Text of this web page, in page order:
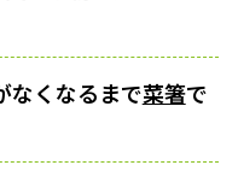
なくなるまで菜箸で